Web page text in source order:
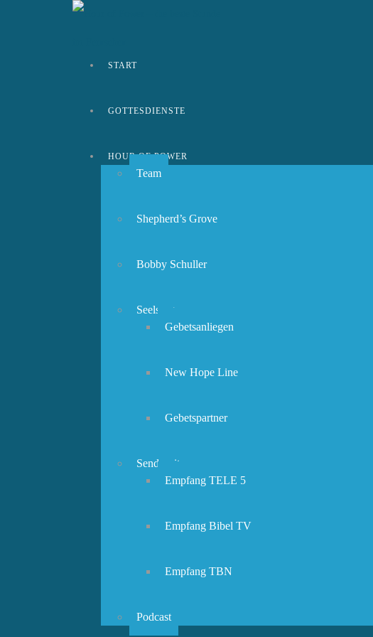
START
GOTTESDIENSTE
HOUR OF POWER
Team
Shepherd’s Grove
Bobby Schuller
Seelsorge
Gebetsanliegen
New Hope Line
Gebetspartner
Sendezeiten
Empfang TELE 5
Empfang Bibel TV
Empfang TBN
Podcast